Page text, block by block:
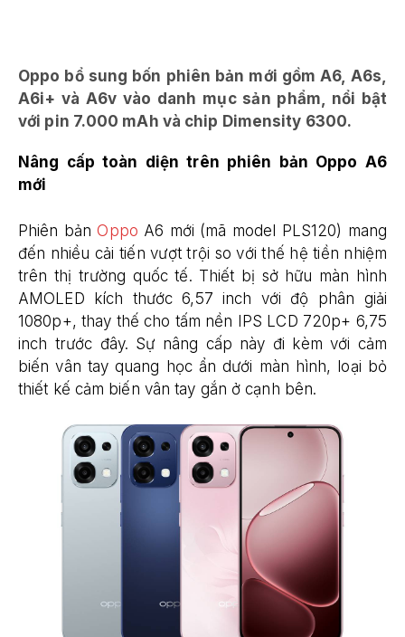
Oppo bổ sung bốn phiên bản mới gồm A6, A6s,
A6i+ và A6v vào danh mục sản phẩm, nổi bật
với pin 7.000 mAh và chip Dimensity 6300.
Nâng cấp toàn diện trên phiên bản Oppo A6
mới
Phiên bảnOppo A6 mới (mã model PLS120) mang
đến nhiều cải tiến vượt trội so với thế hệ tiền nhiệm
trên thị trường quốc tế. Thiết bị sở hữu màn hình
AMOLED kích thước 6,57 inch với độ phân giải
1080p+, thay thế cho tấm nền IPS LCD 720p+ 6,75
inch trước đây. Sự nâng cấp này đi kèm với cảm
biến vân tay quang học ẩn dưới màn hình, loại bỏ
thiết kế cảm biến vân tay gắn ở cạnh bên.